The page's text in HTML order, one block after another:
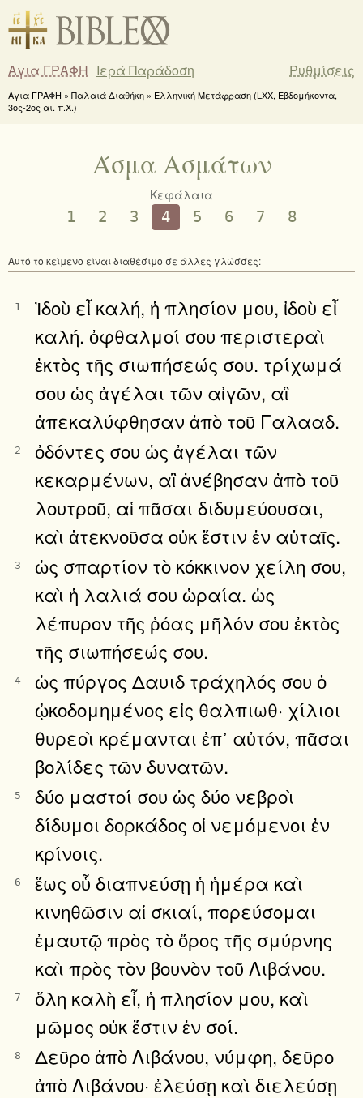
Αγια ΓΡΑΦΗ Ιερά Παράδοση Ρυθμίσεις
Αγια ΓΡΑΦΗ » Παλαιά Διαθήκη » Ελληνική Μετάφραση (LXX, Εβδομήκοντα,
3ος-2ος αι. π.Χ.)
Άσμα Ασμάτων
Κεφάλαια
1 2 3 4 5 6 7 8
Αυτό το κείμενο είναι διαθέσιμο σε άλλες γλώσσες:
1
Ἰδοὺ εἶ καλή, ἡ πλησίον μου, ἰδοὺ εἶ
καλή. ὀφθαλμοί σου περιστεραὶ
ἐκτὸς τῆς σιωπήσεώς σου. τρίχωμά
σου ὡς ἀγέλαι τῶν αἰγῶν, αἳ
ἀπεκαλύφθησαν ἀπὸ τοῦ Γαλααδ.
2
ὀδόντες σου ὡς ἀγέλαι τῶν
κεκαρμένων, αἳ ἀνέβησαν ἀπὸ τοῦ
λουτροῦ, αἱ πᾶσαι διδυμεύουσαι,
καὶ ἀτεκνοῦσα οὐκ ἔστιν ἐν αὐταῖς.
3
ὡς σπαρτίον τὸ κόκκινον χείλη σου,
καὶ ἡ λαλιά σου ὡραία. ὡς
λέπυρον τῆς ῥόας μῆλόν σου ἐκτὸς
τῆς σιωπήσεώς σου.
4
ὡς πύργος Δαυιδ τράχηλός σου ὁ
ᾠκοδομημένος εἰς θαλπιωθ· χίλιοι
θυρεοὶ κρέμανται ἐπ᾿ αὐτόν, πᾶσαι
βολίδες τῶν δυνατῶν.
5
δύο μαστοί σου ὡς δύο νεβροὶ
δίδυμοι δορκάδος οἱ νεμόμενοι ἐν
κρίνοις.
6
ἕως οὗ διαπνεύσῃ ἡ ἡμέρα καὶ
κινηθῶσιν αἱ σκιαί, πορεύσομαι
ἐμαυτῷ πρὸς τὸ ὄρος τῆς σμύρνης
καὶ πρὸς τὸν βουνὸν τοῦ Λιβάνου.
7
ὅλη καλὴ εἶ, ἡ πλησίον μου, καὶ
μῶμος οὐκ ἔστιν ἐν σοί.
8
Δεῦρο ἀπὸ Λιβάνου, νύμφη, δεῦρο
ἀπὸ Λιβάνου· ἐλεύσῃ καὶ διελεύσῃ